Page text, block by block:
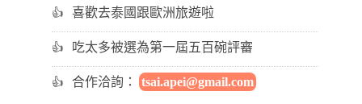
喜歡去泰國跟歐洲旅遊啦
吃太多被選為第一屆五百碗評審
合作洽詢： tsai.apei@gmail.com